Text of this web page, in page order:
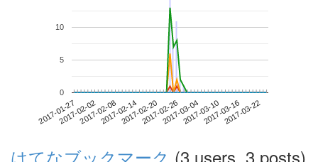
2017-01-272017-02-022017-02-082017-02-142017-02-202017-02-262017-03-042017-03-102017-03-162017-03-22
0
5
10
はてなブックマーク (3 users, 3 posts)